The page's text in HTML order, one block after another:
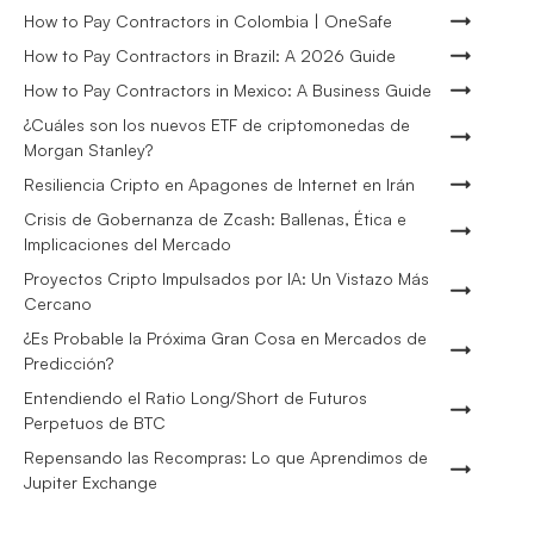
How to Pay Contractors in Colombia | OneSafe
How to Pay Contractors in Brazil: A 2026 Guide
How to Pay Contractors in Mexico: A Business Guide
¿Cuáles son los nuevos ETF de criptomonedas de
Morgan Stanley?
Resiliencia Cripto en Apagones de Internet en Irán
Crisis de Gobernanza de Zcash: Ballenas, Ética e
Implicaciones del Mercado
Proyectos Cripto Impulsados por IA: Un Vistazo Más
Cercano
¿Es Probable la Próxima Gran Cosa en Mercados de
Predicción?
Entendiendo el Ratio Long/Short de Futuros
Perpetuos de BTC
Repensando las Recompras: Lo que Aprendimos de
Jupiter Exchange